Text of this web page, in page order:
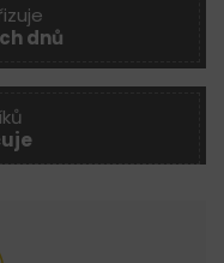
dnů